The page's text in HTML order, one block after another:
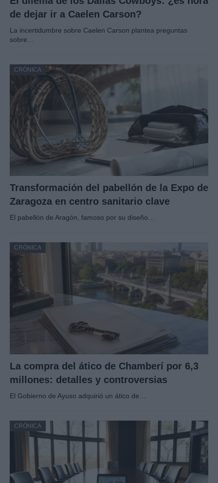
de dejar ir a Caelen Carson?
La incertidumbre sobre Caelen Carson plantea preguntas
sobre…
CRÓNICA
Transformación del pabellón de la Expo de
Zaragoza en centro sanitario clave
El pabellón de Aragón, famoso por su diseño…
CRÓNICA
La compra del ático de Chamberí por 6,3
millones: detalles y controversias
El Gobierno de Ayuso adquirió un ático de…
CRÓNICA